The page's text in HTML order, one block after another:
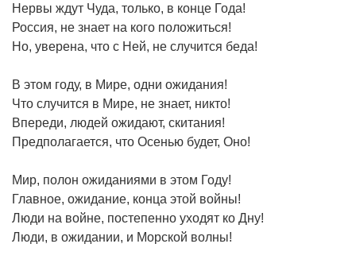
Нервы ждут Чуда, только, в конце Года!
Россия, не знает на кого положиться!
Но, уверена, что с Ней, не случится беда!
В этом году, в Мире, одни ожидания!
Что случится в Мире, не знает, никто!
Впереди, людей ожидают, скитания!
Предполагается, что Осенью будет, Оно!
Мир, полон ожиданиями в этом Году!
Главное, ожидание, конца этой войны!
Люди на войне, постепенно уходят ко Дну!
Люди, в ожидании, и Морской волны!